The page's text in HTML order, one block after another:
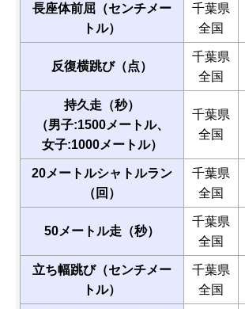
長座体前屈（センチメー
トル）
千葉県
全国
反復横跳び（点）
千葉県
全国
持久走（秒）
（男子:1500メートル、
女子:1000メートル）
千葉県
全国
20メートルシャトルラン
（回）
千葉県
全国
50メートル走（秒）
千葉県
全国
立ち幅跳び（センチメー
トル）
千葉県
全国